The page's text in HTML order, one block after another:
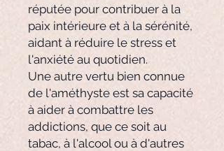
réputée pour contribuer à la
paix intérieure et à la sérénité,
aidant à réduire le stress et
l'anxiété au quotidien.
Une autre vertu bien connue
de l'améthyste est sa capacité
à aider à combattre les
addictions, que ce soit au
tabac, à l'alcool ou à d'autres